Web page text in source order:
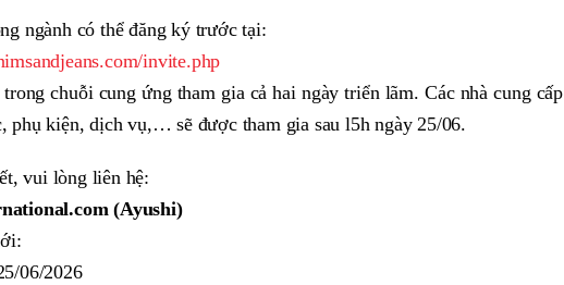
ngành có thể đăng ký trước tại:
invite.php
chuỗi cung ứng tham gia cả hai ngày triển lãm. Các nhà cung cấp
phụ kiện, dịch vụ,… sẽ được tham gia sau l5h ngày 25/06.
vui lòng liên hệ:
(Ayushi)
06/2026